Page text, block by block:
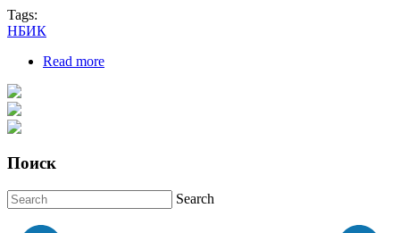
Tags:
НБИК
Read more
Поиск
Search